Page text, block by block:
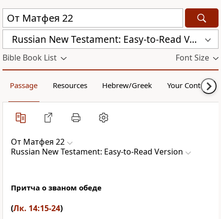
Russian New Testament: Easy-to-Read Version (ERV-RU)
Bible Book List Font Size
Passage Resources Hebrew/Greek Your Content
От Матфея 22
Russian New Testament: Easy-to-Read Version
Притча о званом обеде
(Лк. 14:15-24)